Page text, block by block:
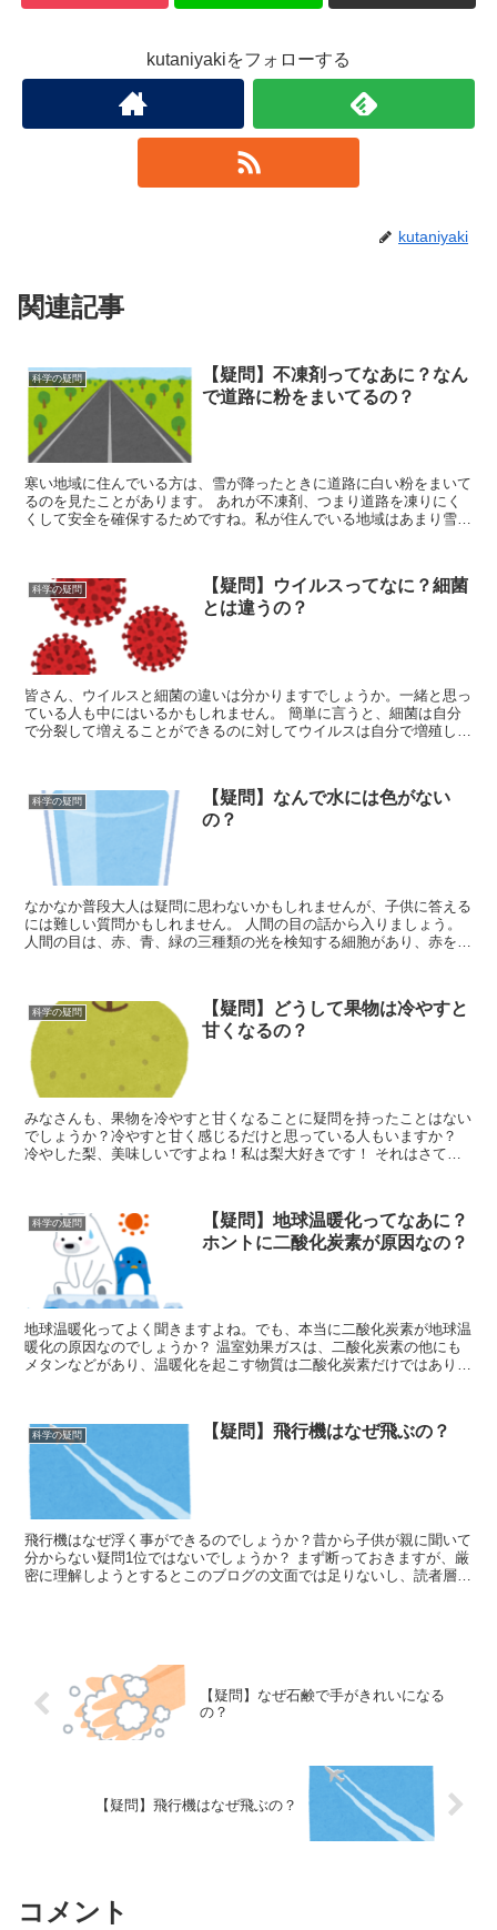
kutaniyakiをフォローする
kutaniyaki
関連記事
科学の疑問
【疑問】不凍剤ってなあに？なん
で道路に粉をまいてるの？
寒い地域に住んでいる方は、雪が降ったときに道路に白い粉をまいて
るのを見たことがあります。 あれが不凍剤、つまり道路を凍りにく
くして安全を確保するためですね。私が住んでいる地域はあまり雪が
科学の疑問
【疑問】ウイルスってなに？細菌
とは違うの？
皆さん、ウイルスと細菌の違いは分かりますでしょうか。一緒と思っ
ている人も中にはいるかもしれません。 簡単に言うと、細菌は自分
で分裂して増えることができるのに対してウイルスは自分で増殖して
科学の疑問
【疑問】なんで水には色がない
の？
なかなか普段大人は疑問に思わないかもしれませんが、子供に答える
には難しい質問かもしれません。 人間の目の話から入りましょう。
人間の目は、赤、青、緑の三種類の光を検知する細胞があり、赤を感
科学の疑問
【疑問】どうして果物は冷やすと
甘くなるの？
みなさんも、果物を冷やすと甘くなることに疑問を持ったことはない
でしょうか？冷やすと甘く感じるだけと思っている人もいますか？
冷やした梨、美味しいですよね！私は梨大好きです！ それはさてお
科学の疑問
【疑問】地球温暖化ってなあに？
ホントに二酸化炭素が原因なの？
地球温暖化ってよく聞きますよね。でも、本当に二酸化炭素が地球温
暖化の原因なのでしょうか？ 温室効果ガスは、二酸化炭素の他にも
メタンなどがあり、温暖化を起こす物質は二酸化炭素だけではありま
科学の疑問 【疑問】飛行機はなぜ飛ぶの？
飛行機はなぜ浮く事ができるのでしょうか？昔から子供が親に聞いて
分からない疑問1位ではないでしょうか？ まず断っておきますが、厳
密に理解しようとするとこのブログの文面では足りないし、読者層に
【疑問】なぜ石鹸で手がきれいになる
の？
【疑問】飛行機はなぜ飛ぶの？
コメント